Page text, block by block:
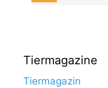
Tiermagazine
Tiermagazin